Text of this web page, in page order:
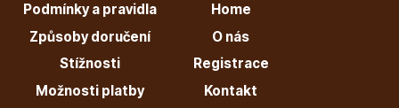
Dárkový poukaz
Podmínky a pravidla
Způsoby doručení
Stížnosti
Možnosti platby
Home
O nás
Registrace
Kontakt